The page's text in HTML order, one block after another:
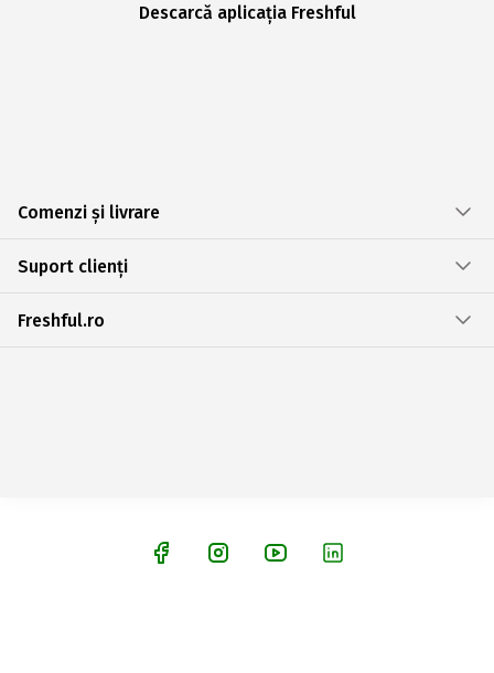
Descarcă aplicația Freshful
Comenzi și livrare
Suport clienți
Freshful.ro